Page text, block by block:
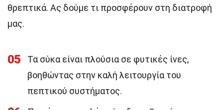
θρεπτικά. Ας δούμε τι προσφέρουν στη διατροφή
μας.
05
Τα σύκα είναι πλούσια σε φυτικές ίνες,
βοηθώντας στην καλή λειτουργία του
πεπτικού συστήματος.